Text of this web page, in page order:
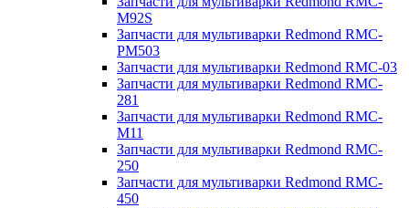
M92S
Запчасти для мультиварки Redmond RMC-
PM503
Запчасти для мультиварки Redmond RMC-03
Запчасти для мультиварки Redmond RMC-
281
Запчасти для мультиварки Redmond RMC-
M11
Запчасти для мультиварки Redmond RMC-
250
Запчасти для мультиварки Redmond RMC-
450